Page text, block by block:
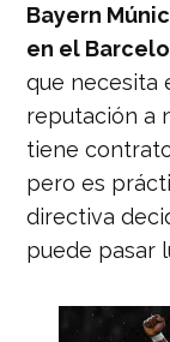
Bayern
en el
que necesita
reputación a
tiene
pero es
directiva
puede pasar